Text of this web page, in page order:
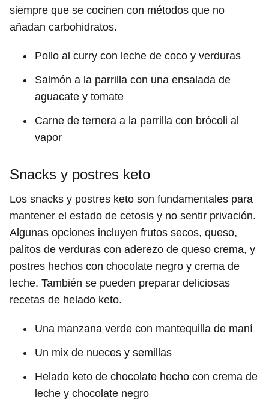
siempre que se cocinen con métodos que no
añadan carbohidratos.
Pollo al curry con leche de coco y verduras
Salmón a la parrilla con una ensalada de
aguacate y tomate
Carne de ternera a la parrilla con brócoli al
vapor
Snacks y postres keto
Los snacks y postres keto son fundamentales para
mantener el estado de cetosis y no sentir privación.
Algunas opciones incluyen frutos secos, queso,
palitos de verduras con aderezo de queso crema, y
postres hechos con chocolate negro y crema de
leche. También se pueden preparar deliciosas
recetas de helado keto.
Una manzana verde con mantequilla de maní
Un mix de nueces y semillas
Helado keto de chocolate hecho con crema de
leche y chocolate negro